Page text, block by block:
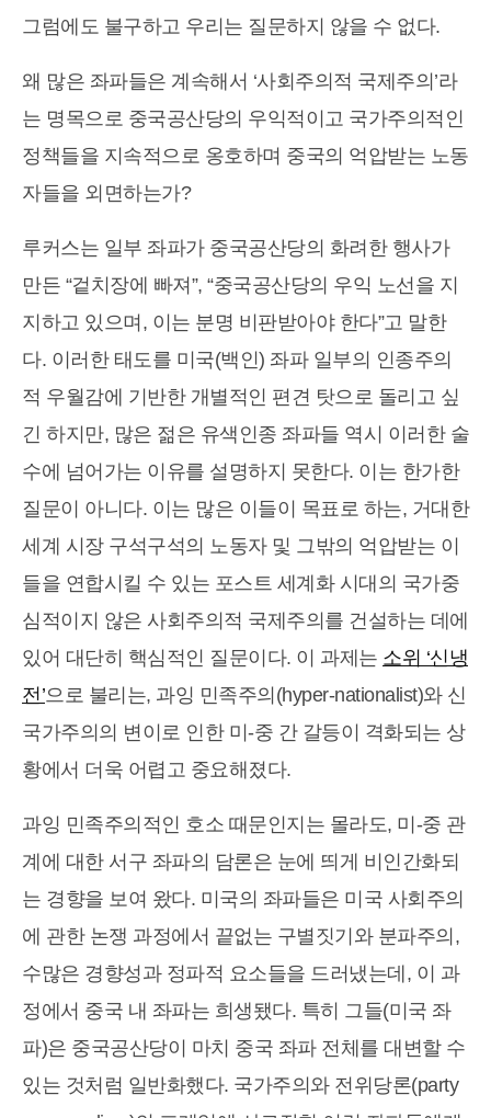
그럼에도 불구하고 우리는 질문하지 않을 수 없다.
왜 많은 좌파들은 계속해서 ‘사회주의적 국제주의’라
는 명목으로 중국공산당의 우익적이고 국가주의적인
정책들을 지속적으로 옹호하며 중국의 억압받는 노동
자들을 외면하는가?
루커스는 일부 좌파가 중국공산당의 화려한 행사가
만든 “겉치장에 빠져”, “중국공산당의 우익 노선을 지
지하고 있으며, 이는 분명 비판받아야 한다”고 말한
다. 이러한 태도를 미국(백인) 좌파 일부의 인종주의
적 우월감에 기반한 개별적인 편견 탓으로 돌리고 싶
긴 하지만, 많은 젊은 유색인종 좌파들 역시 이러한 술
수에 넘어가는 이유를 설명하지 못한다. 이는 한가한
질문이 아니다. 이는 많은 이들이 목표로 하는, 거대한
세계 시장 구석구석의 노동자 및 그밖의 억압받는 이
들을 연합시킬 수 있는 포스트 세계화 시대의 국가중
심적이지 않은 사회주의적 국제주의를 건설하는 데에
있어 대단히 핵심적인 질문이다. 이 과제는 소위 ‘신냉
전’으로 불리는, 과잉 민족주의(hyper-nationalist)와 신
국가주의의 변이로 인한 미-중 간 갈등이 격화되는 상
황에서 더욱 어렵고 중요해졌다.
과잉 민족주의적인 호소 때문인지는 몰라도, 미-중 관
계에 대한 서구 좌파의 담론은 눈에 띄게 비인간화되
는 경향을 보여 왔다. 미국의 좌파들은 미국 사회주의
에 관한 논쟁 과정에서 끝없는 구별짓기와 분파주의,
수많은 경향성과 정파적 요소들을 드러냈는데, 이 과
정에서 중국 내 좌파는 희생됐다. 특히 그들(미국 좌
파)은 중국공산당이 마치 중국 좌파 전체를 대변할 수
있는 것처럼 일반화했다. 국가주의와 전위당론(party